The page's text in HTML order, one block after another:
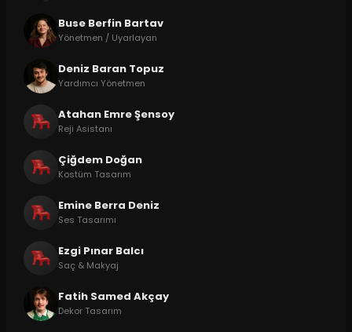
Buse Berfin Bartav
Yönetmen / Uyarlayan
Deniz Baran Topuz
Yardımcı Yönetmen
Atahan Emre Şensoy
Reji Asistanı
Çiğdem Doğan
Kostüm Tasarım
Emine Berra Deniz
Ses Tasarımı
Ezgi Pınar Balcı
Saç & Makyaj
Fatih Samed Akçay
Dekor Tasarım